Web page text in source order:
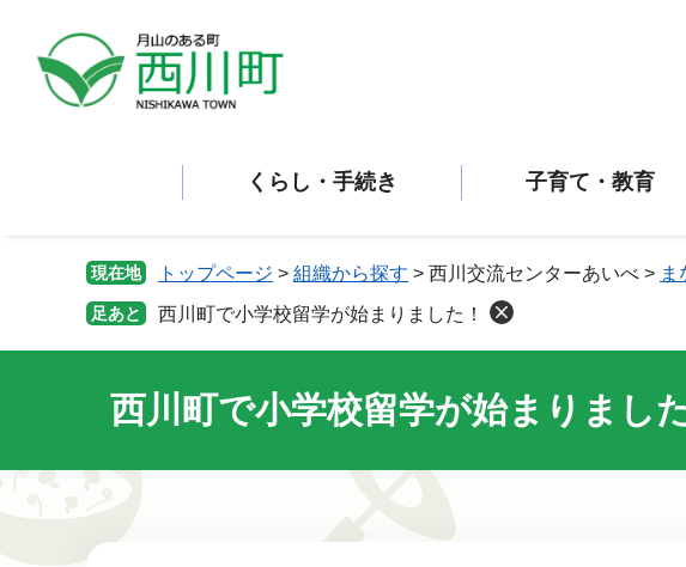
くらし・手続き 子育て・教育
現在地 トップページ > 組織から探す > 西川交流センターあいべ > ま
足あと 西川町で小学校留学が始まりました！
西川町で小学校留学が始まりまし